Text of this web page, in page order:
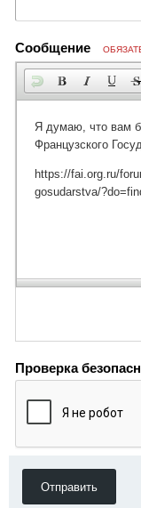
Сообщение
Проверка
Отправить